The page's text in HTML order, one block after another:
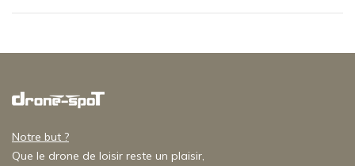
Notre but ?
Que le drone de loisir reste un plaisir,